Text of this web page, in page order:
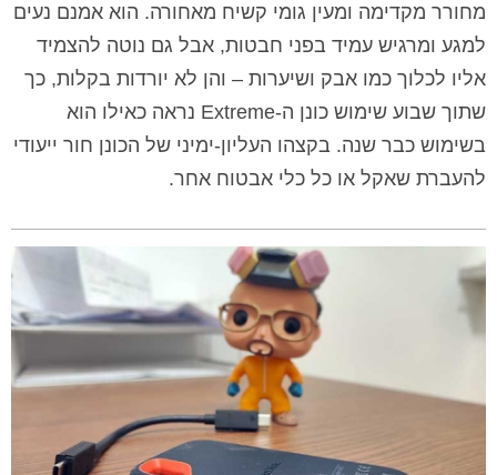
מחורר מקדימה ומעין גומי קשיח מאחורה. הוא אמנם נעים
למגע ומרגיש עמיד בפני חבטות, אבל גם נוטה להצמיד
אליו לכלוך כמו אבק ושיערות – והן לא יורדות בקלות, כך
שתוך שבוע שימוש כונן ה-Extreme נראה כאילו הוא
בשימוש כבר שנה. בקצהו העליון-ימיני של הכונן חור ייעודי
להעברת שאקל או כל כלי אבטוח אחר.